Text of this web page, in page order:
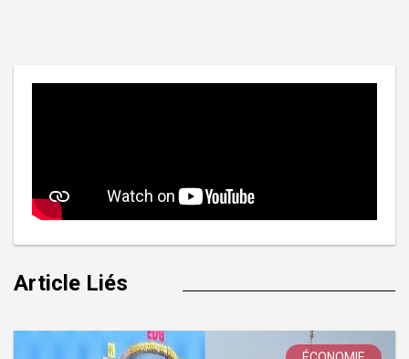
Article Liés